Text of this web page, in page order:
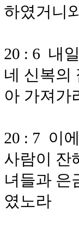
하였거니
20 : 6 내
네 신복의
아 가져가
20 : 7 이
사람이 잔
녀들과 은
였노라